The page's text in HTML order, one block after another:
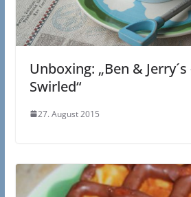
Unboxing: „Ben &
Swirled“
27. August 2015